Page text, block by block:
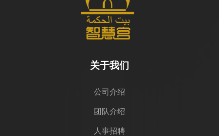
关于我们
公司介绍
团队介绍
人事招聘